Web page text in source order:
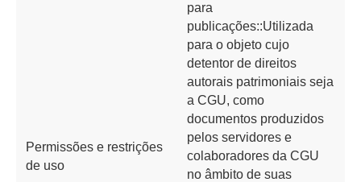
Permissões e restrições
de uso
para
publicações::Utilizada
para o objeto cujo
detentor de direitos
autorais patrimoniais seja
a CGU, como
documentos produzidos
pelos servidores e
colaboradores da CGU
no âmbito de suas